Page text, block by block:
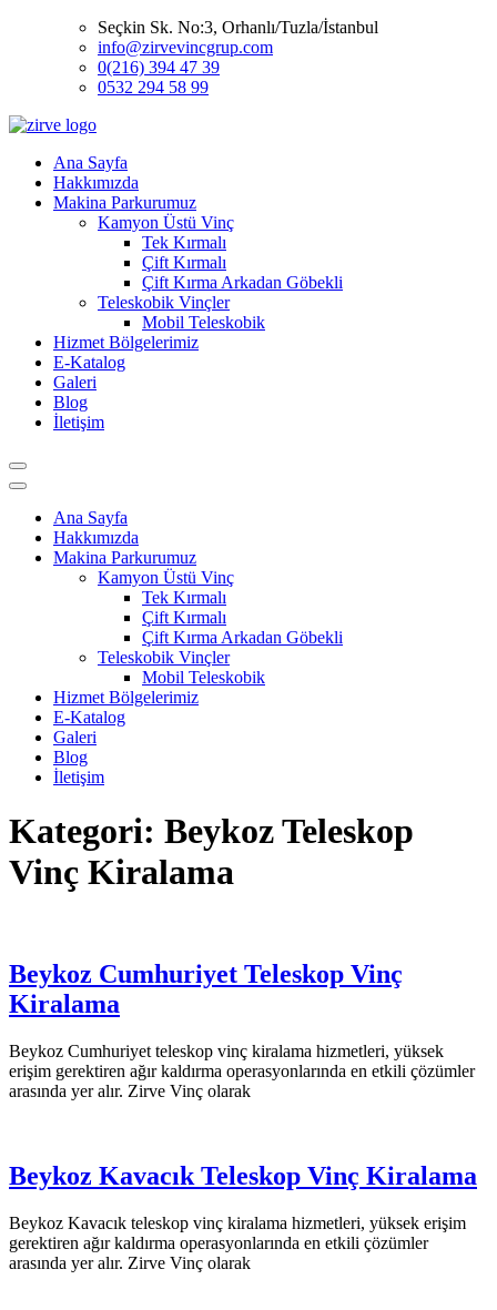
Seçkin Sk. No:3, Orhanlı/Tuzla/İstanbul
info@zirvevincgrup.com
0(216) 394 47 39
0532 294 58 99
Ana Sayfa
Hakkımızda
Makina Parkurumuz
Kamyon Üstü Vinç
Tek Kırmalı
Çift Kırmalı
Çift Kırma Arkadan Göbekli
Teleskobik Vinçler
Mobil Teleskobik
Hizmet Bölgelerimiz
E-Katalog
Galeri
Blog
İletişim
Ana Sayfa
Hakkımızda
Makina Parkurumuz
Kamyon Üstü Vinç
Tek Kırmalı
Çift Kırmalı
Çift Kırma Arkadan Göbekli
Teleskobik Vinçler
Mobil Teleskobik
Hizmet Bölgelerimiz
E-Katalog
Galeri
Blog
İletişim
Kategori: Beykoz Teleskop
Vinç Kiralama
Beykoz Cumhuriyet Teleskop Vinç
Kiralama
Beykoz Cumhuriyet teleskop vinç kiralama hizmetleri, yüksek
erişim gerektiren ağır kaldırma operasyonlarında en etkili çözümler
arasında yer alır. Zirve Vinç olarak
Beykoz Kavacık Teleskop Vinç Kiralama
Beykoz Kavacık teleskop vinç kiralama hizmetleri, yüksek erişim
gerektiren ağır kaldırma operasyonlarında en etkili çözümler
arasında yer alır. Zirve Vinç olarak